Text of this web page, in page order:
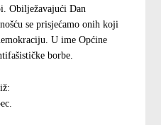
ObilježavajućiDan
se prisjećamo onih koji
U ime Općine
borbe.